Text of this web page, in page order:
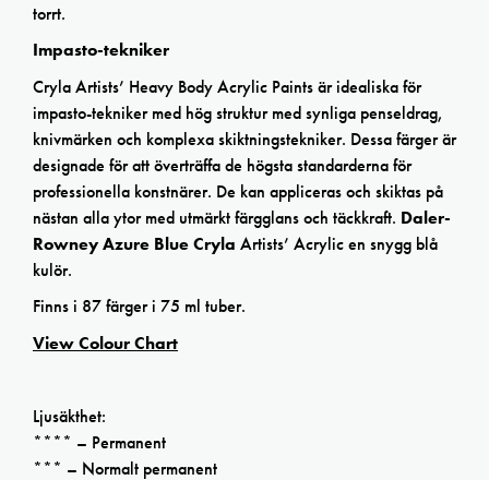
torrt.
Impasto-tekniker
Cryla Artists’ Heavy Body Acrylic Paints är idealiska för
impasto-tekniker med hög struktur med synliga penseldrag,
knivmärken och komplexa skiktningstekniker. Dessa färger är
designade för att överträffa de högsta standarderna för
professionella konstnärer. De kan appliceras och skiktas på
nästan alla ytor med utmärkt färgglans och täckkraft. Daler-
Rowney Azure Blue Cryla Artists’ Acrylic en snygg blå
kulör.
Finns i 87 färger i 75 ml tuber.
View Colour Chart
Ljusäkthet:
**** – Permanent
*** – Normalt permanent